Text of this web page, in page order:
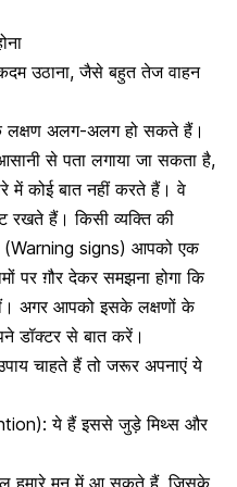
उठाना, जैसे बहुत तेज वाहन
लक्षण अलग-अलग हो सकते हैं।
से पता लगाया जा सकता है,
में कोई बात नहीं करते हैं। वे
रखते हैं। किसी व्यक्ति की
(Warning signs) आपको एक
पर ग़ौर देकर समझना होगा कि
अगर आपको इसके लक्षणों के
डॉक्टर से बात करें।
चाहते हैं तो जरूर अपनाएं ये
ये हैं इससे जुड़े मिथ्स और
हमारे मन में आ सकते हैं, जिसके